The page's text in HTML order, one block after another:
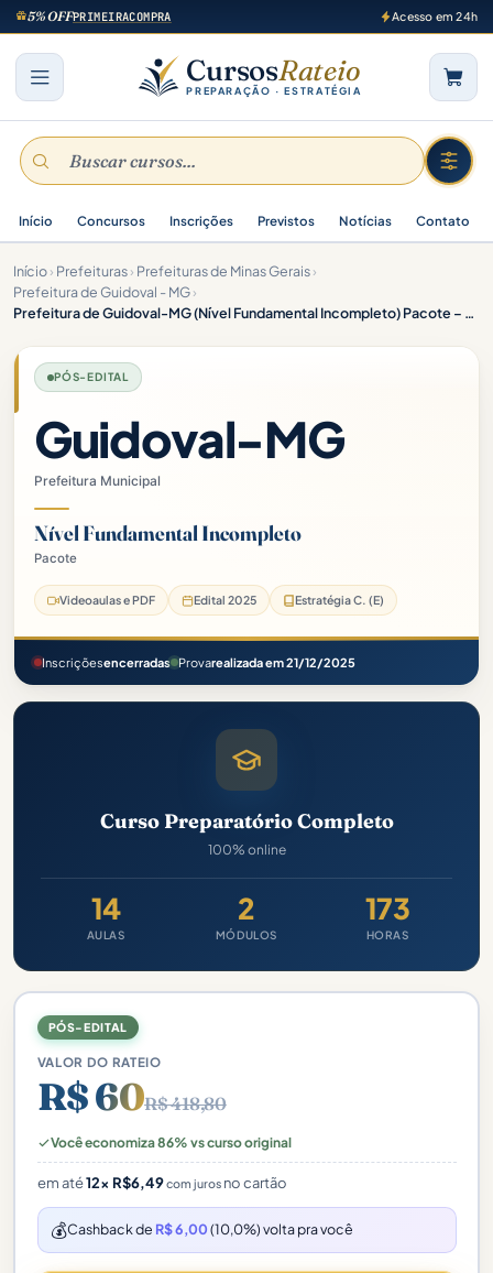
5% OFFPRIMEIRACOMPRA Acesso em 24h
CursosRateio
PREPARAÇÃO · ESTRATÉGIA
Início Concursos Inscrições Previstos Notícias Contato
Início› Prefeituras› Prefeituras de Minas Gerais›
Prefeitura de Guidoval - MG›
Prefeitura de Guidoval-MG (Nível Fundamental Incompleto) Pacote – 2025 (Pós-Edital)
PÓS-EDITAL
Guidoval-MG
Prefeitura Municipal
Nível Fundamental Incompleto
Pacote
Videoaulas e PDF Edital 2025 Estratégia C. (E)
Inscriçõesencerradas Provarealizada em 21/12/2025
Curso Preparatório Completo
100% online
14
AULAS
2
MÓDULOS
173
HORAS
PÓS-EDITAL
VALOR DO RATEIO
R$ 60R$ 418,80
Você economiza 86% vs curso original
em até12× R$6,49com jurosno cartão
💰Cashback de R$ 6,00(10,0%) volta pra você